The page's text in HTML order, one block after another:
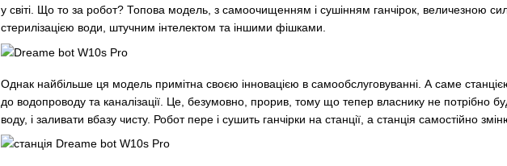
у світі. Що то за робот? Топова модель, з самоочищенням і сушінням ганчірок, величезною
стерилізацією води, штучним інтелектом та іншими фішками.
Однак найбільше ця модель примітна своєю інновацією в самообслуговуванні. А саме
до водопроводу та каналізації. Це, безумовно, прорив, тому що тепер власнику не потрібно
воду, і заливати вбазу чисту. Робот пере і сушить ганчірки на станції, а станція самостійно